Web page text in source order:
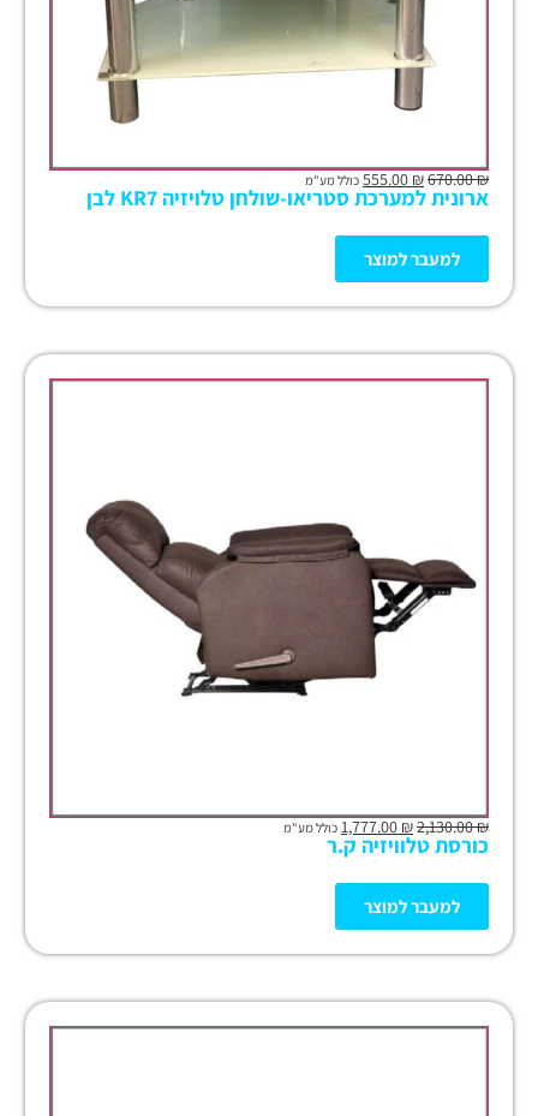
₪
670.00
₪ כולל מע"מ
ארונית למערכת סטריאו-שולחן טלויזיה KR7 לבן
למעבר למוצר
₪
2,130.00
₪ כולל מע"מ
כורסת טלוויזיה ק.ר
למעבר למוצר